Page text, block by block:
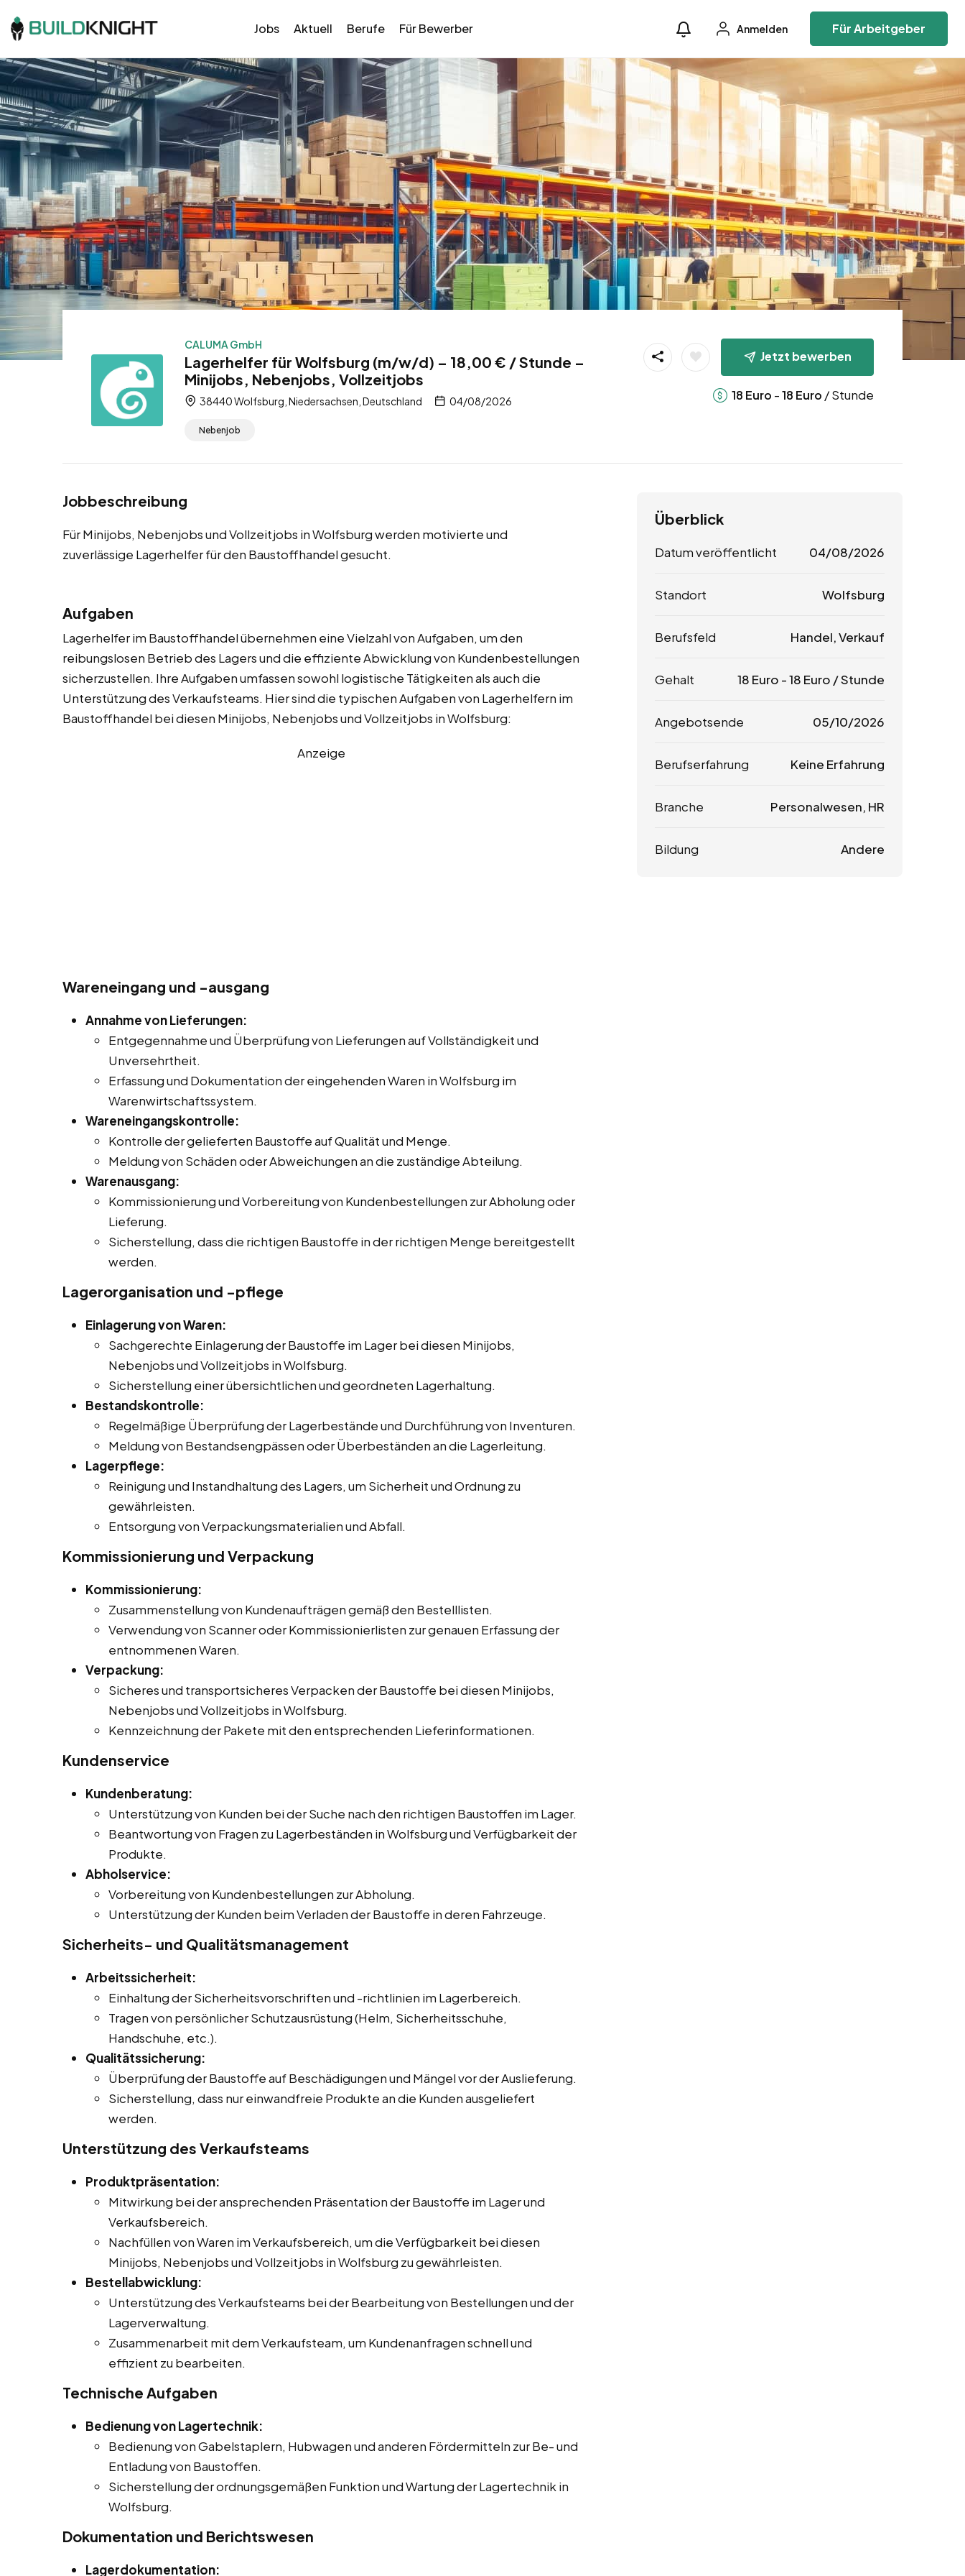
Jobs Aktuell Berufe Für Bewerber Anmelden Für Arbeitgeber
CALUMA GmbH
Lagerhelfer für Wolfsburg (m/w/d) – 18,00 € / Stunde –
Minijobs, Nebenjobs, Vollzeitjobs
38440 Wolfsburg, Niedersachsen, Deutschland 04/08/2026
Nebenjob
Jetzt bewerben
18 Euro -18 Euro / Stunde
Jobbeschreibung
Für Minijobs, Nebenjobs und Vollzeitjobs in Wolfsburg werden motivierte und
zuverlässige Lagerhelfer für den Baustoffhandel gesucht.
Aufgaben
Lagerhelfer im Baustoffhandel übernehmen eine Vielzahl von Aufgaben, um den
reibungslosen Betrieb des Lagers und die effiziente Abwicklung von Kundenbestellungen
sicherzustellen. Ihre Aufgaben umfassen sowohl logistische Tätigkeiten als auch die
Unterstützung des Verkaufsteams. Hier sind die typischen Aufgaben von Lagerhelfern im
Baustoffhandel bei diesen Minijobs, Nebenjobs und Vollzeitjobs in Wolfsburg:
Anzeige
Wareneingang und -ausgang
Annahme von Lieferungen:
Entgegennahme und Überprüfung von Lieferungen auf Vollständigkeit und
Unversehrtheit.
Erfassung und Dokumentation der eingehenden Waren in Wolfsburg im
Warenwirtschaftssystem.
Wareneingangskontrolle:
Kontrolle der gelieferten Baustoffe auf Qualität und Menge.
Meldung von Schäden oder Abweichungen an die zuständige Abteilung.
Warenausgang:
Kommissionierung und Vorbereitung von Kundenbestellungen zur Abholung oder
Lieferung.
Sicherstellung, dass die richtigen Baustoffe in der richtigen Menge bereitgestellt
werden.
Lagerorganisation und -pflege
Einlagerung von Waren:
Sachgerechte Einlagerung der Baustoffe im Lager bei diesen Minijobs,
Nebenjobs und Vollzeitjobs in Wolfsburg.
Sicherstellung einer übersichtlichen und geordneten Lagerhaltung.
Bestandskontrolle:
Regelmäßige Überprüfung der Lagerbestände und Durchführung von Inventuren.
Meldung von Bestandsengpässen oder Überbeständen an die Lagerleitung.
Lagerpflege:
Reinigung und Instandhaltung des Lagers, um Sicherheit und Ordnung zu
gewährleisten.
Entsorgung von Verpackungsmaterialien und Abfall.
Kommissionierung und Verpackung
Kommissionierung:
Zusammenstellung von Kundenaufträgen gemäß den Bestelllisten.
Verwendung von Scanner oder Kommissionierlisten zur genauen Erfassung der
entnommenen Waren.
Verpackung:
Sicheres und transportsicheres Verpacken der Baustoffe bei diesen Minijobs,
Nebenjobs und Vollzeitjobs in Wolfsburg.
Kennzeichnung der Pakete mit den entsprechenden Lieferinformationen.
Kundenservice
Kundenberatung:
Unterstützung von Kunden bei der Suche nach den richtigen Baustoffen im Lager.
Beantwortung von Fragen zu Lagerbeständen in Wolfsburg und Verfügbarkeit der
Produkte.
Abholservice:
Vorbereitung von Kundenbestellungen zur Abholung.
Unterstützung der Kunden beim Verladen der Baustoffe in deren Fahrzeuge.
Sicherheits- und Qualitätsmanagement
Arbeitssicherheit:
Einhaltung der Sicherheitsvorschriften und -richtlinien im Lagerbereich.
Tragen von persönlicher Schutzausrüstung (Helm, Sicherheitsschuhe,
Handschuhe, etc.).
Qualitätssicherung:
Überprüfung der Baustoffe auf Beschädigungen und Mängel vor der Auslieferung.
Sicherstellung, dass nur einwandfreie Produkte an die Kunden ausgeliefert
werden.
Unterstützung des Verkaufsteams
Produktpräsentation:
Mitwirkung bei der ansprechenden Präsentation der Baustoffe im Lager und
Verkaufsbereich.
Nachfüllen von Waren im Verkaufsbereich, um die Verfügbarkeit bei diesen
Minijobs, Nebenjobs und Vollzeitjobs in Wolfsburg zu gewährleisten.
Bestellabwicklung:
Unterstützung des Verkaufsteams bei der Bearbeitung von Bestellungen und der
Lagerverwaltung.
Zusammenarbeit mit dem Verkaufsteam, um Kundenanfragen schnell und
effizient zu bearbeiten.
Technische Aufgaben
Bedienung von Lagertechnik:
Bedienung von Gabelstaplern, Hubwagen und anderen Fördermitteln zur Be- und
Entladung von Baustoffen.
Sicherstellung der ordnungsgemäßen Funktion und Wartung der Lagertechnik in
Wolfsburg.
Dokumentation und Berichtswesen
Lagerdokumentation:
Überblick
Datum veröffentlicht 04/08/2026
Standort Wolfsburg
Berufsfeld Handel, Verkauf
Gehalt 18 Euro -18 Euro / Stunde
Angebotsende 05/10/2026
Berufserfahrung Keine Erfahrung
Branche Personalwesen, HR
Bildung Andere